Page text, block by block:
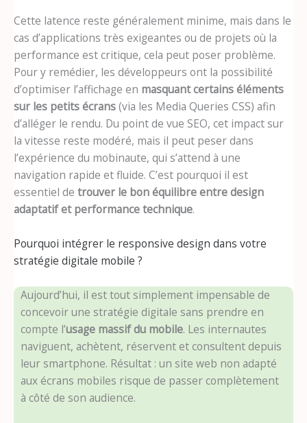
Cette latence reste généralement minime, mais dans le
cas d’applications très exigeantes ou de projets où la
performance est critique, cela peut poser problème.
Pour y remédier, les développeurs ont la possibilité
d’optimiser l’affichage en masquant certains éléments
sur les petits écrans(via les Media Queries CSS) afin
d’alléger le rendu. Du point de vue SEO, cet impact sur
la vitesse reste modéré, mais il peut peser dans
l’expérience du mobinaute, qui s’attend à une
navigation rapide et fluide. C’est pourquoi il est
essentiel de trouver le bon équilibre entre design
adaptatif et performance technique.
Pourquoi intégrer le responsive design dans votre
stratégie digitale mobile ?
Aujourd’hui, il est tout simplement impensable de
concevoir une stratégie digitale sans prendre en
compte l’usage massif du mobile. Les internautes
naviguent, achètent, réservent et consultent depuis
leur smartphone. Résultat : un site web non adapté
aux écrans mobiles risque de passer complètement
à côté de son audience.